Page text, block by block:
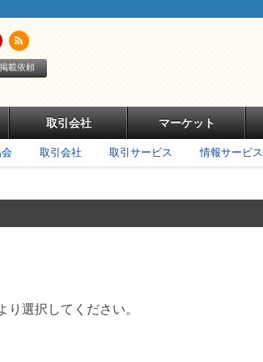
載依頼
取引会社 マーケット
取引会社 取引サービス 情報サービス
選択してください。